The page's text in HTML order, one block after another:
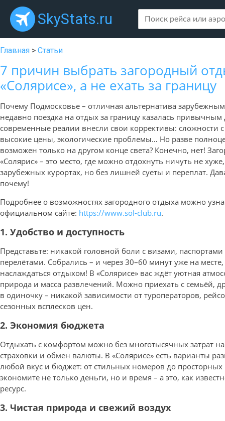
SkyStats.ru
Главная > Статьи
7 причин выбрать загородный
«Солярисе», а не ехать за границу
Почему Подмосковье – отличная альтернатива
недавно поездка на отдых за границу казалась
современные реалии внесли свои коррективы: сложности
высокие цены, экологические проблемы… Но разве
возможен только на другом конце света? Конечно, нет!
«Солярис» – это место, где можно отдохнуть ничуть не
зарубежных курортах, но без лишней суеты и переплат.
почему!
Подробнее о возможностях загородного отдыха можно
официальном сайте: https://www.sol-club.ru.
1. Удобство и доступность
Представьте: никакой головной боли с визами,
перелётами. Собрались – и через 30–60 минут уже на
наслаждаться отдыхом! В «Солярисе» вас ждёт уютная
природа и масса развлечений. Можно приехать с семьёй,
в одиночку – никакой зависимости от туроператоров,
сезонных всплесков цен.
2. Экономия бюджета
Отдыхать с комфортом можно без многотысячных затрат
страховки и обмен валюты. В «Солярисе» есть варианты
любой вкус и бюджет: от стильных номеров до
экономите не только деньги, но и время – а это, как
ресурс.
3. Чистая природа и свежий воздух